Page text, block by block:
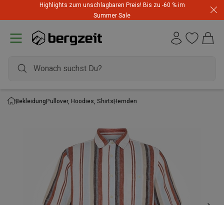
Highlights zum unschlagbaren Preis! Bis zu -60 % im
Summer Sale
BekleidungPullover, Hoodies, ShirtsHemden